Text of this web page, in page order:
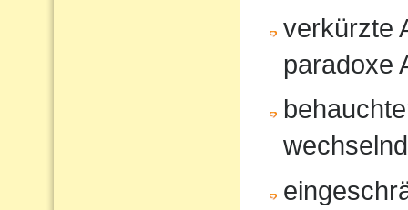
verkürzte
paradoxe